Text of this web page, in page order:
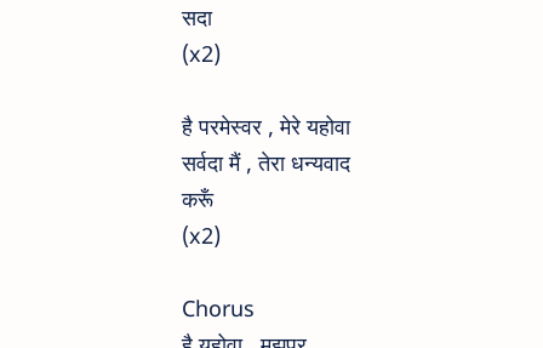
सदा
(x2)
है परमेस्वर , मेरे यहोवा
सर्वदा मैं , तेरा धन्यवाद
करूँ
(x2)
Chorus